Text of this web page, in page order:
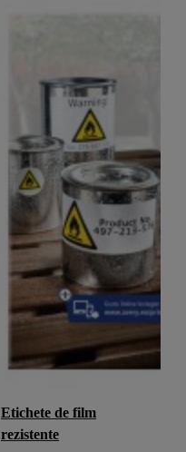
Etichete de film
rezistente